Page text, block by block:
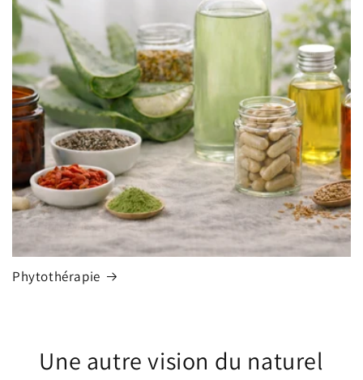
Phytothérapie
Une autre vision du naturel